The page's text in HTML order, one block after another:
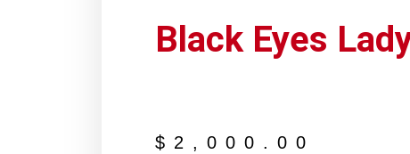
Black Eyes
$ 2,000.00